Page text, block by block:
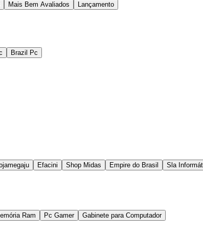
Mais Bem Avaliados Lançamento
Brazil Pc
Efacini Shop Midas Empire do Brasil Sla
Ram Pc Gamer Gabinete para Computador